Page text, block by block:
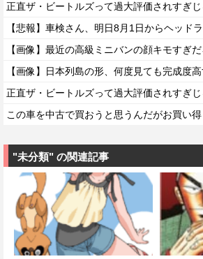
正直ザ・ビートルズって過大評価されすぎじ
【画像】最近の高級ミニバンの顔キモすぎ
【画像】日本列島の形、何度見ても完成度
正直ザ・ビートルズって過大評価されすぎじ
この車を中古で買おうと思うんだがお買い得
"未分類" の関連記事